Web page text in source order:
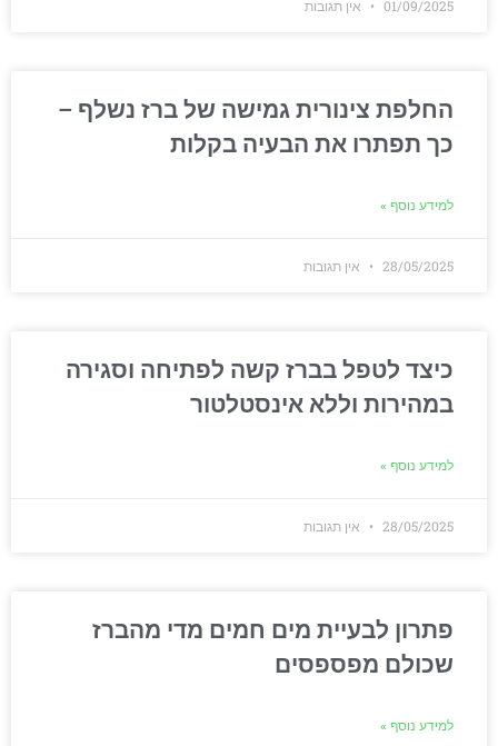
01/09/2025 אין תגובות
החלפת צינורית גמישה של ברז נשלף –
כך תפתרו את הבעיה בקלות
למידע נוסף »
28/05/2025 אין תגובות
כיצד לטפל בברז קשה לפתיחה וסגירה
במהירות וללא אינסטלטור
למידע נוסף »
28/05/2025 אין תגובות
פתרון לבעיית מים חמים מדי מהברז
שכולם מפספסים
למידע נוסף »